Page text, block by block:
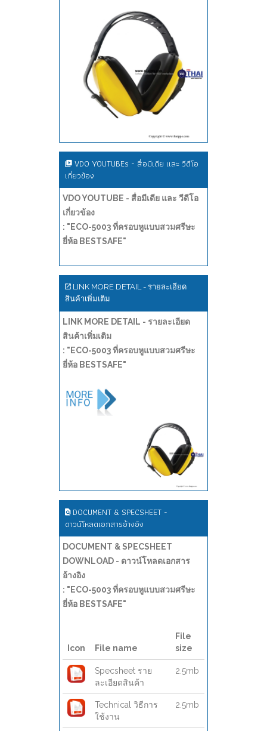
VDO YOUTUBEs - สื่อมีเดีย และ วีดีโอ
เกี่ยวข้อง
VDO YOUTUBE - สื่อมีเดีย และ วีดีโอ
เกี่ยวข้อง
: "ECO-5003 ที่ครอบหูแบบสวมศรีษะ
ยี่ห้อ BESTSAFE"
LINK MORE DETAIL - รายละเอียด
สินค้าเพิ่มเติม
LINK MORE DETAIL - รายละเอียด
สินค้าเพิ่มเติม
: "ECO-5003 ที่ครอบหูแบบสวมศรีษะ
ยี่ห้อ BESTSAFE"
DOCUMENT & SPECSHEET -
ดาวน์โหลดเอกสารอ้างอิง
DOCUMENT & SPECSHEET
DOWNLOAD - ดาวน์โหลดเอกสาร
อ้างอิง
: "ECO-5003 ที่ครอบหูแบบสวมศรีษะ
ยี่ห้อ BESTSAFE"
Icon File name
File
size
Specsheet ราย
ละเอียดสินค้า
2.5mb
Technical วิธีการ
ใช้งาน
2.5mb